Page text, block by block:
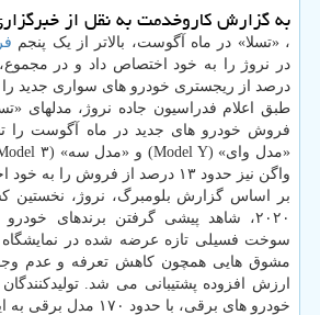
به گزارش کاروخدمت به نقل از
، «تسلا» در ماه آگوست، بالاتر از یک پنجم
درصد از ریجستری خودرو های سواری جدید
فروش خودرو های جدید در ماه آگوست را
واگن نیز حدود ۱۳ درصد از فروش را به خود اختصاص داده بود.
بر اساس گزارش بلومبرگ، نروژ، نخستین
۲۰۲۰، شاهد پیشی گرفتن برندهای
سوخت فسیلی تازه عرضه شده در نمایشگاه
مشوق هایی همچون کاهش تعرفه و عدم
ارزش افزوده پشتیبانی می شد. تولیدکنندگان
خودرو های برقی، با حدود ۱۷۰ مدل برقی به این بازار هجوم بردند.